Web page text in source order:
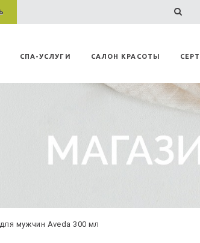
СПА-УСЛУГИ САЛОН КРАСОТЫ
мужчин Aveda 300 мл